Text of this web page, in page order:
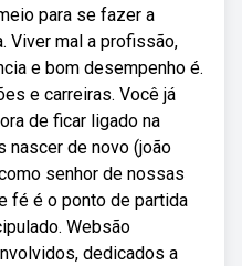
para se fazer a
Viver mal a profissão,
e bom desempenho é.
e carreiras. Você já
de ficar ligado na
nascer de novo (joão
senhor de nossas
fé é o ponto de partida
Websão
dedicados a